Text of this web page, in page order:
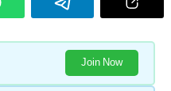
Join Now